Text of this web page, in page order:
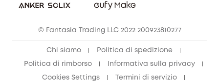
© Fantasia Trading LLC 2022 200923810277
Chi siamo Politica di spedizione
Politica di rimborso Informativa sulla privacy
Cookies Settings Termini di servizio